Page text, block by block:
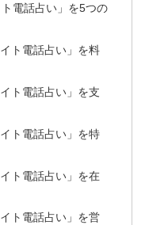
電話占い」を5つの
ト電話占い」を料
ト電話占い」を支
ト電話占い」を特
ト電話占い」を在
ト電話占い」を営